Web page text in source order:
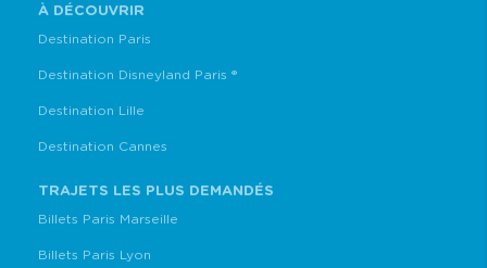
À DÉCOUVRIR
Destination Paris
Destination Disneyland Paris ®
Destination Lille
Destination Cannes
TRAJETS LES PLUS DEMANDÉS
Billets Paris Marseille
Billets Paris Lyon